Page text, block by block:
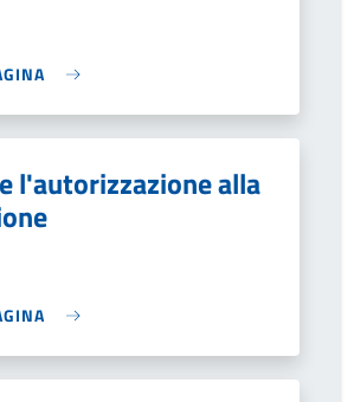
l'autorizzazione alla